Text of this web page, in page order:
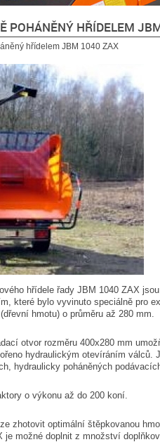
POHÁNĚNÝ HŘÍDELEM
hřídelem JBM 1040 ZAX
hřídele řady JBM 1040 ZAX
které bylo vyvinuto speciálně pro
hmotu) o průměru až 280 mm.
otvor rozměru 400x280 mm
hydraulickým otevíráním válců.
hydraulicky poháněných
o výkonu až do 200 koní.
zhotovit optimální štěpkovanou
je možné doplnit z množství